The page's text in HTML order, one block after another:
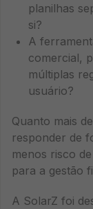
planilhas
si?
A
comercial,
múltiplas
usuário?
Quanto mais
responder de
menos risco
para a gestão
A SolarZ foi